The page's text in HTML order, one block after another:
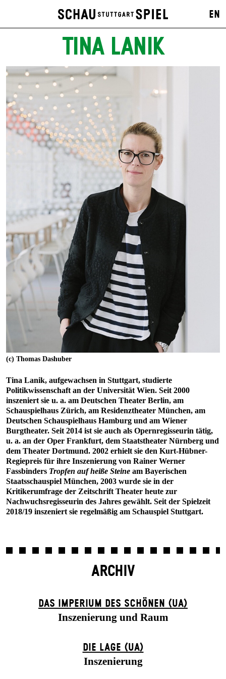
EN
TINA LANIK
(c) Thomas Dashuber
Tina Lanik, aufgewachsen in Stuttgart, studierte
Politikwissenschaft an der Universität Wien. Seit 2000
inszeniert sie u. a. am Deutschen Theater Berlin, am
Schauspielhaus Zürich, am Residenztheater München, am
Deutschen Schauspielhaus Hamburg und am Wiener
Burgtheater. Seit 2014 ist sie auch als Opernregisseurin tätig,
u. a. an der Oper Frankfurt, dem Staatstheater Nürnberg und
dem Theater Dortmund. 2002 erhielt sie den Kurt-Hübner-
Regiepreis für ihre Inszenierung von Rainer Werner
Fassbinders Tropfen auf heiße Steine am Bayerischen
Staatsschauspiel München, 2003 wurde sie in der
Kritikerumfrage der Zeitschrift Theater heute zur
Nachwuchsregisseurin des Jahres gewählt. Seit der Spielzeit
2018/19 inszeniert sie regelmäßig am Schauspiel Stuttgart.
ARCHIV
DAS IMPERIUM DES SCHÖNEN (UA)
Inszenierung und Raum
DIE LAGE (UA)
Inszenierung